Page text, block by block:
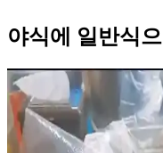
야식에 일반식